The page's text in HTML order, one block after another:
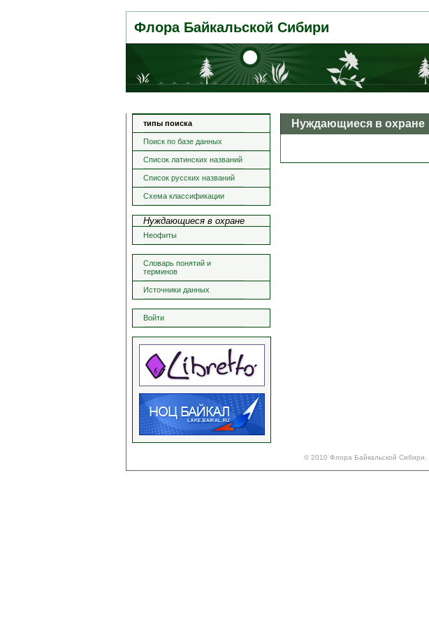
Флора Байкальской Сибири
типы поиска
Поиск по базе данных
Список латинских названий
Список русских названий
Схема классификации
Нуждающиеся в охране
Неофиты
Словарь понятий и
терминов
Источники данных
Войти
Нуждающиеся в охране
© 2010 Флора Байкальской